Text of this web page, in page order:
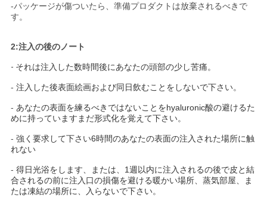
-パッケージが傷ついたら、準備プロダクトは放棄されるべきで
す。
2:注入の後のノート
- それは注入した数時間後にあなたの頭部の少し苦痛。
- 注入した後表面絵画および同日飲むことをしないで下さい。
- あなたの表面を練るべきではないことをhyaluronic酸の避けるた
めに持っていますまだ形式化を覚えて下さい。
- 強く要求して下さい6時間のあなたの表面の注入された場所に触
れない
- 得日光浴をします、または、1週以内に注入されるの後で皮と結
合されるの前に注入口の損傷を避ける暖かい場所、蒸気部屋、ま
たは凍結の場所に、入らないで下さい。